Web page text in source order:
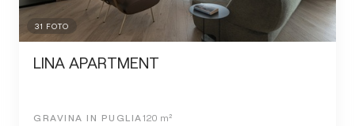
31 FOTO
LINA APARTMENT
GRAVINA IN PUGLIA 120 m²